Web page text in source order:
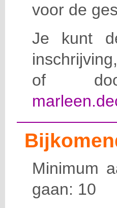
voor de
Je kunt
of
Minimum
gaan: 10